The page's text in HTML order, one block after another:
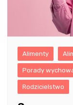
Alimenty
Porady
Rodzicielstwo